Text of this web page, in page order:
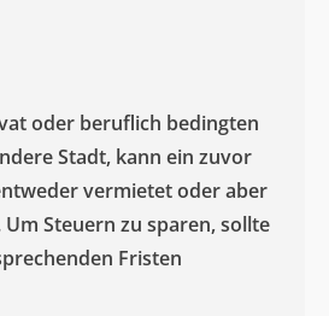
oder beruflich bedingten
Stadt, kann ein zuvor
vermietet oder aber
Steuern zu sparen, sollte
Fristen